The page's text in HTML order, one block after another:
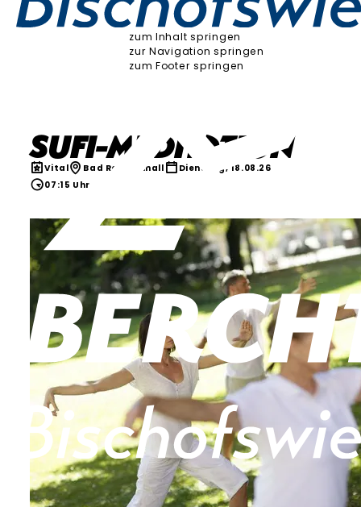
zum Inhalt springen
zur Navigation springen
zum Footer springen
Sufi-Meditation
Vital Bad Reichenhall
Dienstag, 18.08.26
07:15 Uhr